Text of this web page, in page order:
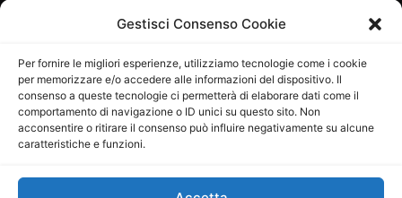
Gestisci Consenso Cookie
Per fornire le migliori esperienze, utilizziamo tecnologie come i cookie
per memorizzare e/o accedere alle informazioni del dispositivo. Il
consenso a queste tecnologie ci permetterà di elaborare dati come il
comportamento di navigazione o ID unici su questo sito. Non
acconsentire o ritirare il consenso può influire negativamente su alcune
caratteristiche e funzioni.
29/09/2015
Direttore Editoriale: Maurizio Scaglione
Direttore Responsabile: Maria Calabrese
P.IVA: 06334930820